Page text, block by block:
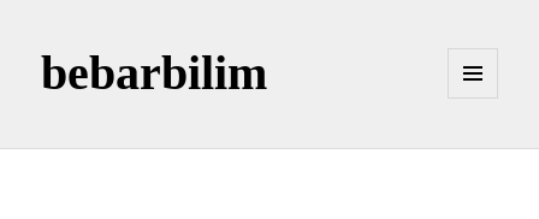
bebarbilim
BILEŞENLER